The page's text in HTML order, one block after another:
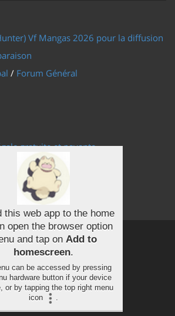
Vf Mangas 2026 pour la diffusion
/ Forum Général
gratuite et payante
Actus (TV, vidéo, web)
Facebook
Youtube
Twitter
this web app to the home
open the browser option
and tap on Add to
homescreen.
can be accessed by pressing
hardware button if your device
or by tapping the top right menu
icon
.